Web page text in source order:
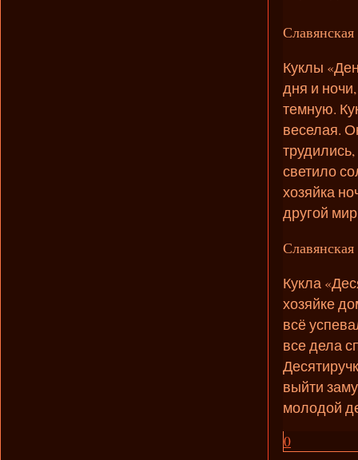
Куклы
дня и
темную.
веселая.
светило
хозяйка
другой
Кукла
хозяйке
всё
все дела
выйти
молодой
0